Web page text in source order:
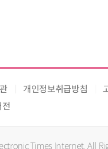
개인정보취급방침
전
Times Internet. All